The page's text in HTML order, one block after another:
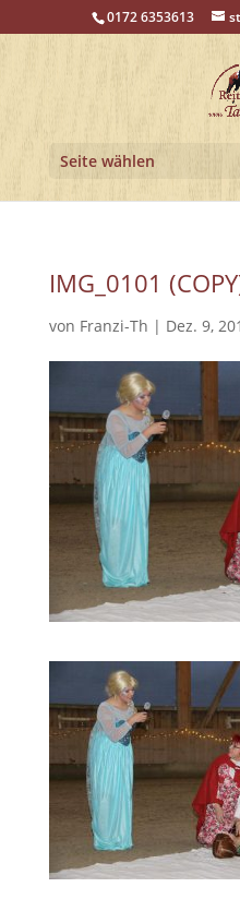
0172 6353613
Seite wählen
IMG_0101
von Franzi-Th | Dez. 9,